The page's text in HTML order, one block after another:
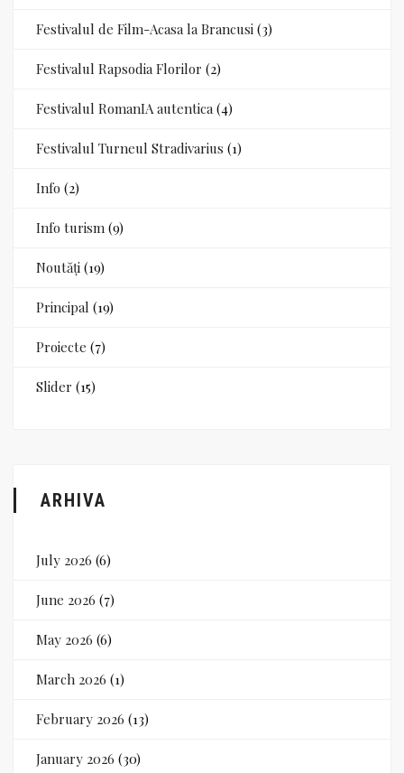
Festivalul de Film-Acasa la Brancusi (3)
Festivalul Rapsodia Florilor (2)
Festivalul RomanIA autentica(4)
Festivalul Turneul Stradivarius (1)
Info (2)
Info turism (9)
Noutăți (19)
Principal (19)
Proiecte (7)
Slider (15)
ARHIVA
July 2026 (6)
June 2026 (7)
May 2026 (6)
March 2026 (1)
February 2026 (13)
January 2026 (30)